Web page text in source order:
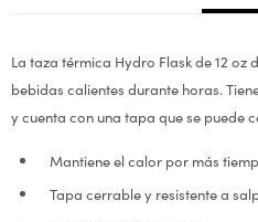
La taza térmica Hydro Flask de 12 oz
bebidas calientes durante horas.
y cuenta con una tapa que se puede
Mantiene el calor por más
Tapa cerrable y resistente a